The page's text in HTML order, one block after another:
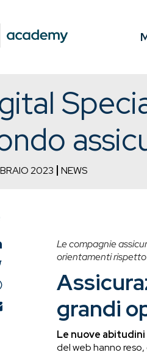
2023 NEWS
Le compagnie
orientamenti rispetto
grandi
Le nuove
del web hanno